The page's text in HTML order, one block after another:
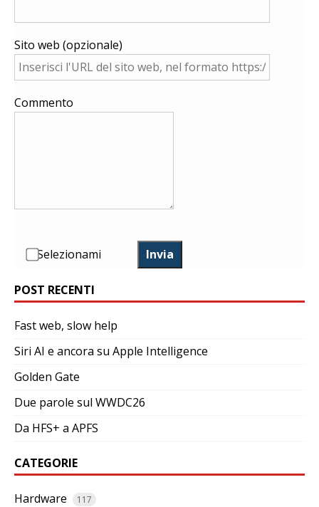
Sito web (opzionale)
Commento
Selezionami Invia
POST RECENTI
Fast web, slow help
Siri AI e ancora su Apple Intelligence
Golden Gate
Due parole sul WWDC26
Da HFS+ a APFS
CATEGORIE
Hardware 117